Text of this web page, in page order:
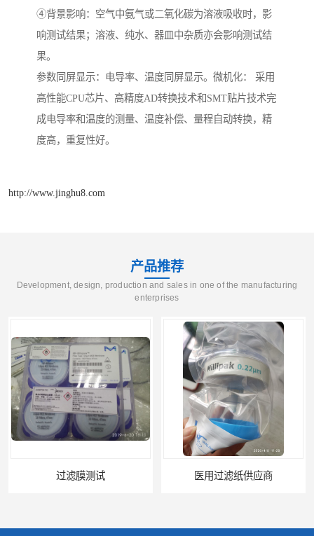
④背景影响：空气中氨气或二氧化碳为溶液吸收时，影
响测试结果；溶液、纯水、器皿中杂质亦会影响测试结
果。
参数同屏显示：电导率、温度同屏显示。微机化： 采用
高性能CPU芯片、高精度AD转换技术和SMT贴片技术完
成电导率和温度的测量、温度补偿、量程自动转换，精
度高，重复性好。
http://www.jinghu8.com
产品推荐
Development, design, production and sales in one of the manufacturing
enterprises
医用过滤纸供应商